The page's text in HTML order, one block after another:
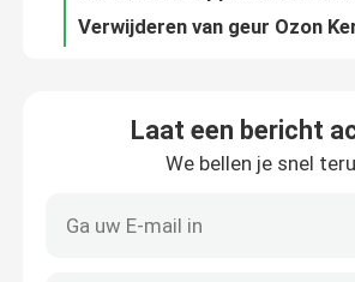
Kwaliteitscontrole
Contact de V.S.Laat een bericht
We bellen je snel